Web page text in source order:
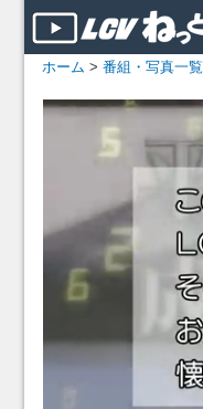
ホーム > 番組・写真一覧